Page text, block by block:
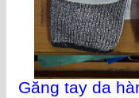
Găng tay da